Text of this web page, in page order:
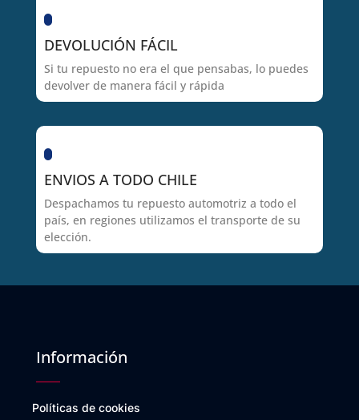
DEVOLUCIÓN FÁCIL
Si tu repuesto no era el que pensabas, lo puedes
devolver de manera fácil y rápida
ENVIOS A TODO CHILE
Despachamos tu repuesto automotriz a todo el
país, en regiones utilizamos el transporte de su
elección.
Información
Políticas de cookies